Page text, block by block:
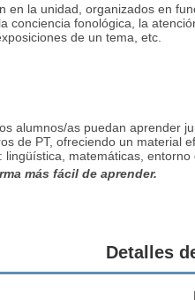
la unidad, organizados en
fonológica, la
de un tema, etc.
alumnos/as puedan aprender
de PT, ofreciendo un material
matemáticas,
más fácil de aprender.
Detalles